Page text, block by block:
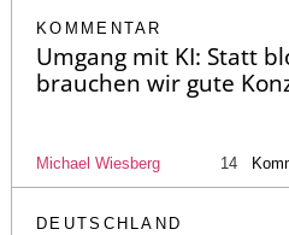
KOMMENTAR
Umgang mit KI: Statt
brauchen wir gute
Michael Wiesberg 14
DEUTSCHLAND